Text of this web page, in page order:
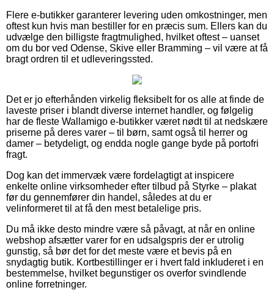
Flere e-butikker garanterer levering uden omkostninger, men
oftest kun hvis man bestiller for en præcis sum. Ellers kan du
udvælge den billigste fragtmulighed, hvilket oftest – uanset
om du bor ved Odense, Skive eller Bramming – vil være at få
bragt ordren til et udleveringssted.
Det er jo efterhånden virkelig fleksibelt for os alle at finde de
laveste priser i blandt diverse internet handler, og følgelig
har de fleste Wallamigo e-butikker været nødt til at nedskære
priserne på deres varer – til børn, samt også til herrer og
damer – betydeligt, og endda nogle gange byde på portofri
fragt.
Dog kan det immervæk være fordelagtigt at inspicere
enkelte online virksomheder efter tilbud på Styrke – plakat
før du gennemfører din handel, således at du er
velinformeret til at få den mest betalelige pris.
Du må ikke desto mindre være så påvagt, at når en online
webshop afsætter varer for en udsalgspris der er utrolig
gunstig, så bør det for det meste være et bevis på en
snydagtig butik. Kortbestillinger er i hvert fald inkluderet i en
bestemmelse, hvilket begunstiger os overfor svindlende
online forretninger.